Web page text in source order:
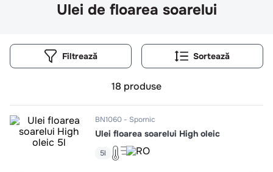
ceafa
8. aripi
10.pizza
Ulei de floarea soarelui
Filtrează
18 produse
BN1060 Spornic
Ulei floarea soarelui High oleic
5l